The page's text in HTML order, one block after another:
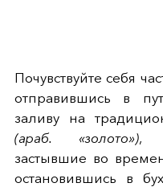
Почувствуйте себя
отправившись в
заливу на
(араб. «золото»),
застывшие во
остановившись в